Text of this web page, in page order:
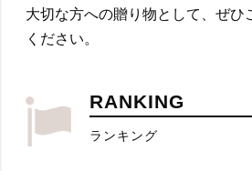
大切な方への贈り物として、ぜひ
ください。
RANKING
ランキング